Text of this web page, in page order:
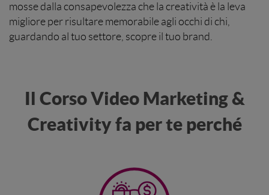
mosse dalla consapevolezza che la creatività è la leva
migliore per risultare memorabile agli occhi di chi,
guardando al tuo settore, scopre il tuo brand.
Il Corso Video Marketing &
Creativity fa per te perché